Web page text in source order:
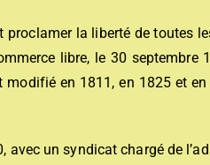
la liberté de toutes
libre, le 30 septembre
modifié en 1811, en 1825 et
un syndicat chargé de